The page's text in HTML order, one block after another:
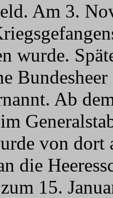
Am 3.
wurde.
Ab
von dort
die
15.